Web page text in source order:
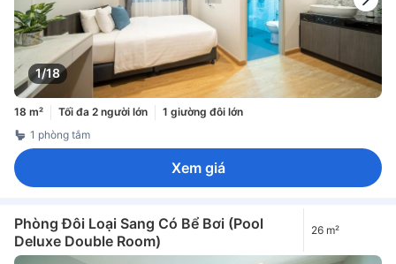
1/18
18 m² Tối đa 2 người lớn
1 giường đôi lớn
1 phòng tắm
Xem giá
Phòng Đôi Loại Sang Có Bể Bơi (Pool
Deluxe Double Room)
26 m²